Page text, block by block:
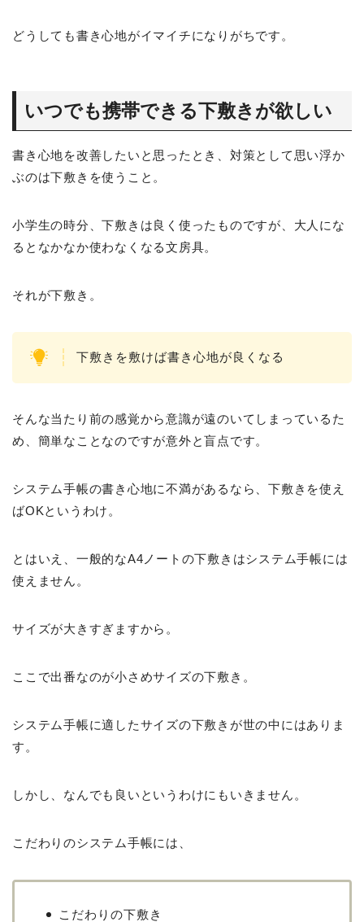
どうしても書き心地がイマイチになりがちです。
いつでも携帯できる下敷きが欲しい
書き心地を改善したいと思ったとき、対策として思い浮か
ぶのは下敷きを使うこと。
小学生の時分、下敷きは良く使ったものですが、大人にな
るとなかなか使わなくなる文房具。
それが下敷き。
下敷きを敷けば書き心地が良くなる
そんな当たり前の感覚から意識が遠のいてしまっているた
め、簡単なことなのですが意外と盲点です。
システム手帳の書き心地に不満があるなら、下敷きを使え
ばOKというわけ。
とはいえ、一般的なA4ノートの下敷きはシステム手帳には
使えません。
サイズが大きすぎますから。
ここで出番なのが小さめサイズの下敷き。
システム手帳に適したサイズの下敷きが世の中にはありま
す。
しかし、なんでも良いというわけにもいきません。
こだわりのシステム手帳には、
こだわりの下敷き